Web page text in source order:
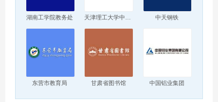
湖南工学院教务处 天津理工大学中环信息学院 中天钢铁
东营市教育局 甘肃省图书馆 中国铝业集团